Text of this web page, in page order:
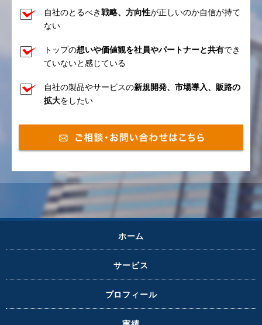
自社のとるべき戦略、方向性が正しいのか自信が持て
ない
トップの想いや価値観を社員やパートナーと共有でき
ていないと感じている
自社の製品やサービスの新規開発、市場導入、販路の
拡大をしたい
ホーム
サービス
プロフィール